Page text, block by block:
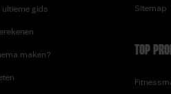
gids
maken?
Sitemap
TOP